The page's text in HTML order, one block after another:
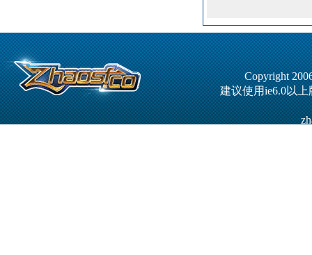
Copyright
建议使用ie6.0以